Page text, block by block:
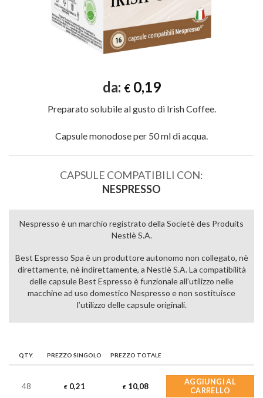
da: €0,19
Preparato solubile al gusto di Irish Coffee.
Capsule monodose per 50 ml di acqua.
CAPSULE COMPATIBILI CON:
NESPRESSO
Nespresso è un marchio registrato della Societè des Produits
Nestlè S.A.
Best Espresso Spa è un produttore autonomo non collegato, nè
direttamente, nè indirettamente, a Nestlè S.A. La compatibilità
delle capsule Best Espresso è funzionale all’utilizzo nelle
macchine ad uso domestico Nespresso e non sostituisce
l’utilizzo delle capsule originali.
QTY. PREZZO SINGOLO PREZZO TOTALE
48 €0,21 € 10,08
AGGIUNGI AL
CARRELLO